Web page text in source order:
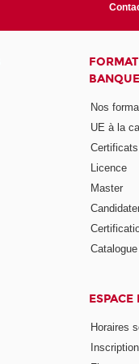
Nos
UE à la
Certificats
Licence
Master
Horaires